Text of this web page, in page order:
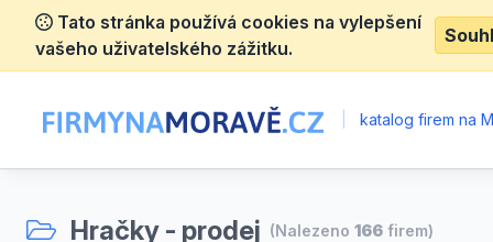
Tato stránka používá cookies na vylepšení
vašeho uživatelského zážitku.
katalog firem na
Hračky - prodej (Nalezeno 166 firem)